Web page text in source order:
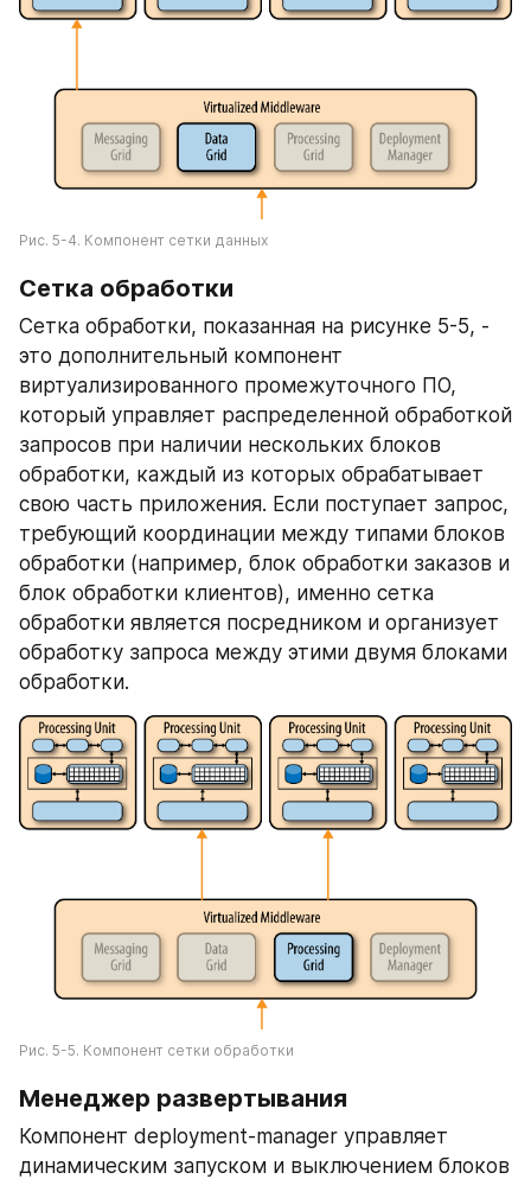
Рис. 5-4. Компонент сетки данных
Сетка обработки
Сетка обработки, показанная на рисунке 5-5, -
это дополнительный компонент
виртуализированного промежуточного ПО,
который управляет распределенной обработкой
запросов при наличии нескольких блоков
обработки, каждый из которых обрабатывает
свою часть приложения. Если поступает запрос,
требующий координации между типами блоков
обработки (например, блок обработки заказов и
блок обработки клиентов), именно сетка
обработки является посредником и организует
обработку запроса между этими двумя блоками
обработки.
Рис. 5-5. Компонент сетки обработки
Менеджер развертывания
Компонент deployment-manager управляет
динамическим запуском и выключением блоков